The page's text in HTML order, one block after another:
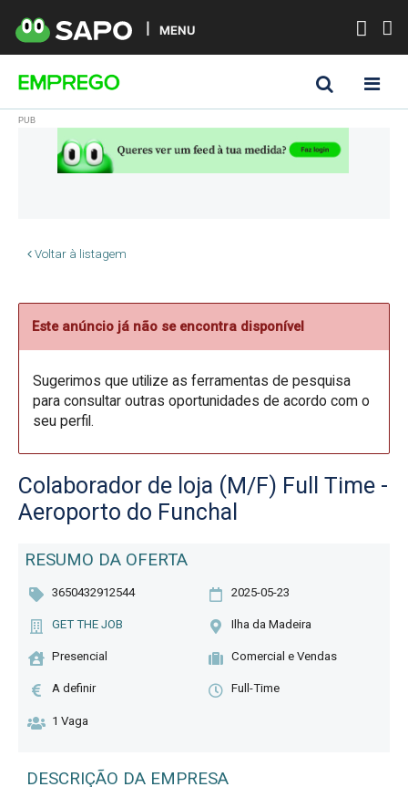
MENU
Voltar à listagem
Este anúncio já não se encontra disponível
Sugerimos que utilize as ferramentas de pesquisa
para consultar outras oportunidades de acordo com o
seu perfil.
Colaborador de loja (M/F) Full Time -
Aeroporto do Funchal
RESUMO DA OFERTA
3650432912544 2025-05-23
GET THE JOB Ilha da Madeira
Presencial Comercial e Vendas
A definir Full-Time
1 Vaga
DESCRIÇÃO DA EMPRESA